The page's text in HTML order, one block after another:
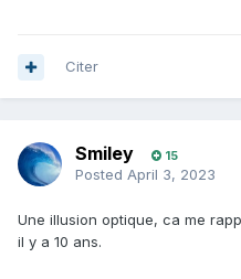
Citer
Smiley 15
Posted April 3, 2023
Une illusion optique, ca me
il y a 10 ans.